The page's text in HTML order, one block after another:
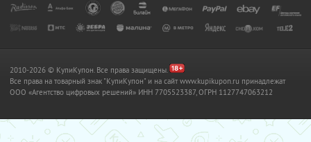
2010-2026 © КупиКупон. Все права защищены.
Все права на товарный знак "КупиКупон" и на сайт www.kupikupon.ru принадлежат
OOO «Агентство цифровых решений» ИНН 7705523387, ОГРН 1127747063212